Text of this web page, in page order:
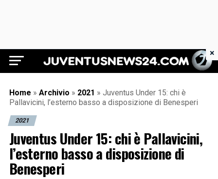
Juventus News 24
Home » Archivio » 2021 » Juventus Under 15: chi è
Pallavicini, l’esterno basso a disposizione di Benesperi
2021
Juventus Under 15: chi è Pallavicini,
l’esterno basso a disposizione di
Benesperi
×